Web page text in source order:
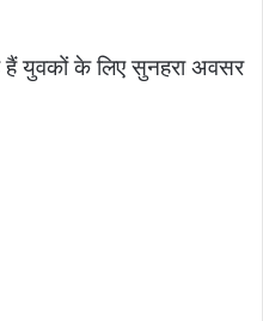
हैं युवकों के लिए सुनहरा अवसर